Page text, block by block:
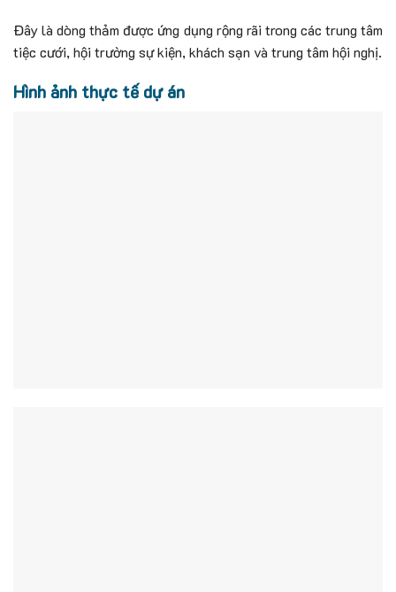
Đây là dòng thảm được ứng dụng rộng rãi trong các trung tâm
tiệc cưới, hội trường sự kiện, khách sạn và trung tâm hội nghị.
Hình ảnh thực tế dự án